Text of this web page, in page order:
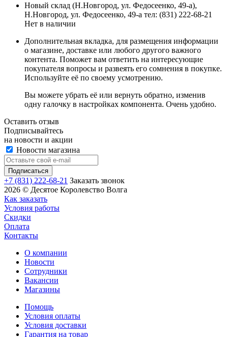
Новый склад (Н.Новгород, ул. Федосеенко, 49-а),
Н.Новгород, ул. Федосеенко, 49-а тел: (831) 222-68-21
Нет в наличии
Дополнительная вкладка, для размещения информации
о магазине, доставке или любого другого важного
контента. Поможет вам ответить на интересующие
покупателя вопросы и развеять его сомнения в покупке.
Используйте её по своему усмотрению.
Вы можете убрать её или вернуть обратно, изменив
одну галочку в настройках компонента. Очень удобно.
Оставить отзыв
Подписывайтесь
на новости и акции
Новости магазина
+7 (831) 222-68-21 Заказать звонок
2026 © Десятое Королевство Волга
Как заказать
Условия работы
Скидки
Оплата
Контакты
О компании
Новости
Сотрудники
Вакансии
Магазины
Помощь
Условия оплаты
Условия доставки
Гарантия на товар